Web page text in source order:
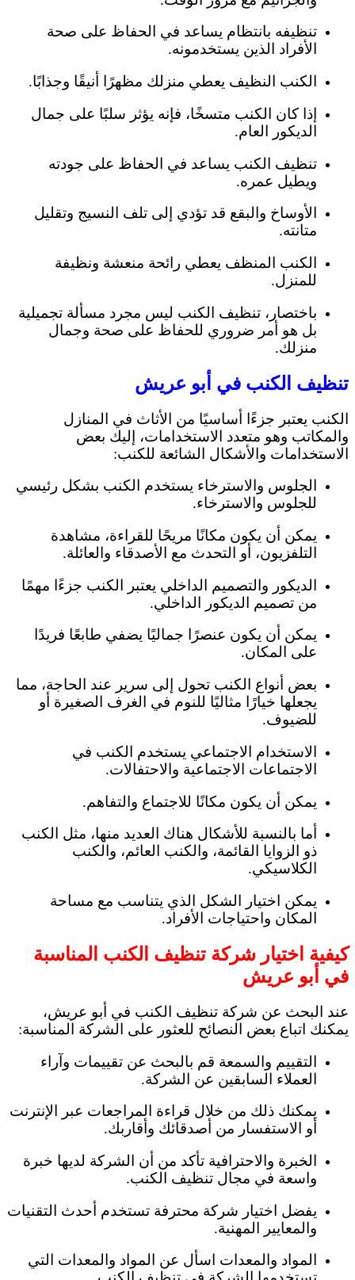
تنظيفه بانتظام يساعد في الحفاظ على صحة
الأفراد الذين يستخدمونه.
الكنب النظيف يعطي منزلك مظهرًا أنيقًا وجذابًا.
إذا كان الكنب متسخًا، فإنه يؤثر سلبًا على جمال
الديكور العام.
تنظيف الكنب يساعد في الحفاظ على جودته
ويطيل عمره.
الأوساخ والبقع قد تؤدي إلى تلف النسيج وتقليل
متانته.
الكنب المنظف يعطي رائحة منعشة ونظيفة
للمنزل.
باختصار، تنظيف الكنب ليس مجرد مسألة تجميلية
بل هو أمر ضروري للحفاظ على صحة وجمال
منزلك.
تنظيف الكنب في أبو عريش
الكنب يعتبر جزءًا أساسيًا من الأثاث في المنازل
والمكاتب وهو متعدد الاستخدامات، إليك بعض
الاستخدامات والأشكال الشائعة للكنب:
الجلوس والاسترخاء يستخدم الكنب بشكل رئيسي
للجلوس والاسترخاء.
يمكن أن يكون مكانًا مريحًا للقراءة، مشاهدة
التلفزيون، أو التحدث مع الأصدقاء والعائلة.
الديكور والتصميم الداخلي يعتبر الكنب جزءًا مهمًا
من تصميم الديكور الداخلي.
يمكن أن يكون عنصرًا جماليًا يضفي طابعًا فريدًا
على المكان.
بعض أنواع الكنب تحول إلى سرير عند الحاجة، مما
يجعلها خيارًا مثاليًا للنوم في الغرف الصغيرة أو
للضيوف.
الاستخدام الاجتماعي يستخدم الكنب في
الاجتماعات الاجتماعية والاحتفالات.
يمكن أن يكون مكانًا للاجتماع والتفاهم.
أما بالنسبة للأشكال هناك العديد منها، مثل الكنب
ذو الزوايا القائمة، والكنب العائم، والكنب
الكلاسيكي.
يمكن اختيار الشكل الذي يتناسب مع مساحة
المكان واحتياجات الأفراد.
كيفية اختيار شركة تنظيف الكنب المناسبة
في أبو عريش
عند البحث عن شركة تنظيف الكنب في أبو عريش،
يمكنك اتباع بعض النصائح للعثور على الشركة المناسبة:
التقييم والسمعة قم بالبحث عن تقييمات وآراء
العملاء السابقين عن الشركة.
يمكنك ذلك من خلال قراءة المراجعات عبر الإنترنت
أو الاستفسار من أصدقائك وأقاربك.
الخبرة والاحترافية تأكد من أن الشركة لديها خبرة
واسعة في مجال تنظيف الكنب.
يفضل اختيار شركة محترفة تستخدم أحدث التقنيات
والمعايير المهنية.
المواد والمعدات اسأل عن المواد والمعدات التي